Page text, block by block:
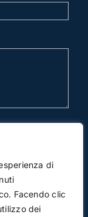
di
Facendo clic
dei